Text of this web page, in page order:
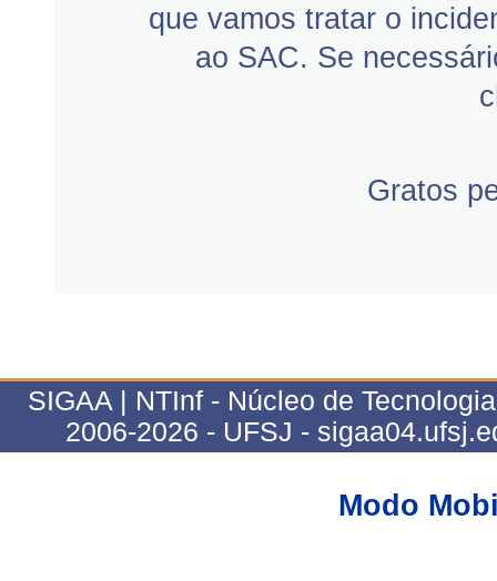
que vamos tratar o
ao SAC. Se
Gratos
SIGAA | NTInf - Núcleo de
2006-2026 - UFSJ -
Modo